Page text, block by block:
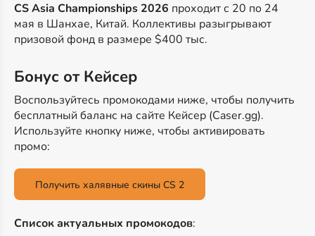
CS Asia Championships 2026 проходит с 20 по 24
мая в Шанхае, Китай. Коллективы разыгрывают
призовой фонд в размере $400 тыс.
Бонус от Кейсер
Воспользуйтесь промокодами ниже, чтобы получить
бесплатный баланс на сайте Кейсер (Caser.gg).
Используйте кнопку ниже, чтобы активировать
промо:
Получить халявные скины CS 2
Список актуальных промокодов: